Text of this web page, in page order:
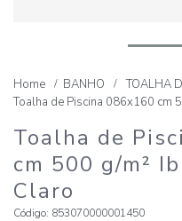
BANHO
TOALHA
Toalha de Piscina 086x160 cm
Toalha de
cm 500 g/m²
Claro
Código: 853070000001450